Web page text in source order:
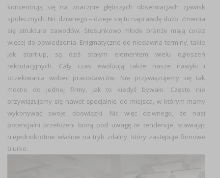
koncentrują się na znacznie głębszych obserwacjach zjawisk
społecznych. Nic dziwnego – dzieje się tu naprawdę dużo. Zmienia
się struktura zawodów. Stosunkowo młode branże mają coraz
więcej do powiedzenia. Enigmatyczne do niedawna terminy, takie
jak start-up, są dziś stałym elementem wielu ogłoszeń
rekrutacyjnych. Cały czas ewoluują także nasze nawyki i
oczekiwania wobec pracodawców. Nie przywiązujemy się tak
mocno do jednej firmy, jak to kiedyś bywało. Często nie
przywiązujemy się nawet specjalnie do miejsca, w którym mamy
wykonywać swoje obowiązki. Nic więc dziwnego, że nasi
potencjalni przełożeni biorą pod uwagę te tendencje, stawiając
niejednokrotnie właśnie na tryb zdalny, który zastępuje firmowe
biurko.